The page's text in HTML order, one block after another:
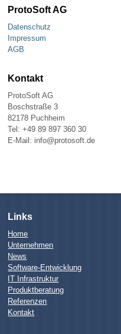
ProtoSoft AG
Datenschutz
Impressum
AGB
Kontakt
ProtoSoft AG
Boschstraße 3
82178 Puchheim
Tel: +49 89 897 360 30
E-Mail: info@protosoft.de
Links
Home
Unternehmen
News
Software-Entwicklung
IT Infrastruktur
Produktberatung
Referenzen
Kontakt